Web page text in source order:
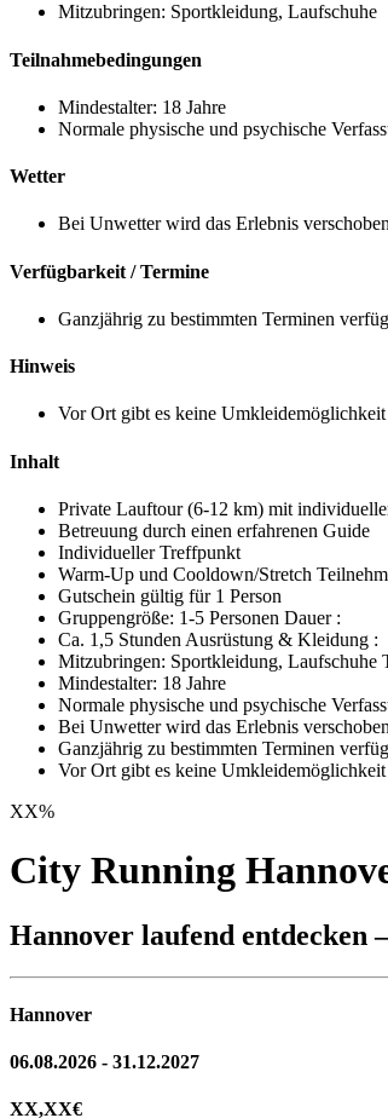
Mitzubringen: Sportkleidung, Laufschuhe
Teilnahmebedingungen
Mindestalter: 18 Jahre
Normale physische und psychische
Wetter
Bei Unwetter wird das Erlebnis
Verfügbarkeit / Termine
Ganzjährig zu bestimmten Terminen
Hinweis
Vor Ort gibt es keine Umkleidemöglichkeit
Inhalt
Private Lauftour (6-12 km) mit
Betreuung durch einen erfahrenen Guide
Individueller Treffpunkt
Warm-Up und Cooldown/Stretch
Gutschein gültig für 1 Person
Gruppengröße: 1-5 Personen Dauer :
Ca. 1,5 Stunden Ausrüstung & Kleidung :
Mitzubringen: Sportkleidung, Laufschuhe
Mindestalter: 18 Jahre
Normale physische und psychische
Bei Unwetter wird das Erlebnis
Ganzjährig zu bestimmten Terminen
Vor Ort gibt es keine Umkleidemöglichkeit
XX%
City Running
Hannover laufend entdecken
Hannover
06.08.2026 - 31.12.2027
XX,XX€